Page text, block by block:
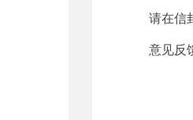
请在信封
意见反馈